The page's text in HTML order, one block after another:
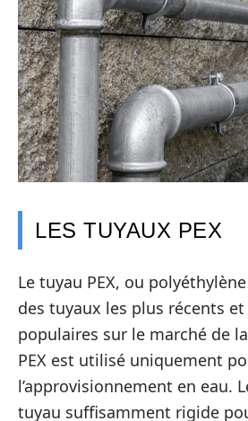
LES TUYAUX PEX
Le tuyau PEX, ou
des tuyaux les plus récents
populaires sur le marché de
PEX est utilisé uniquement
l’approvisionnement en eau.
tuyau suffisamment rigide